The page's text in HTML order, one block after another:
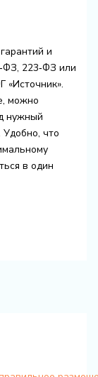
и
223‑ФЗ или
«Источник».
можно
нужный
Удобно, что
в один